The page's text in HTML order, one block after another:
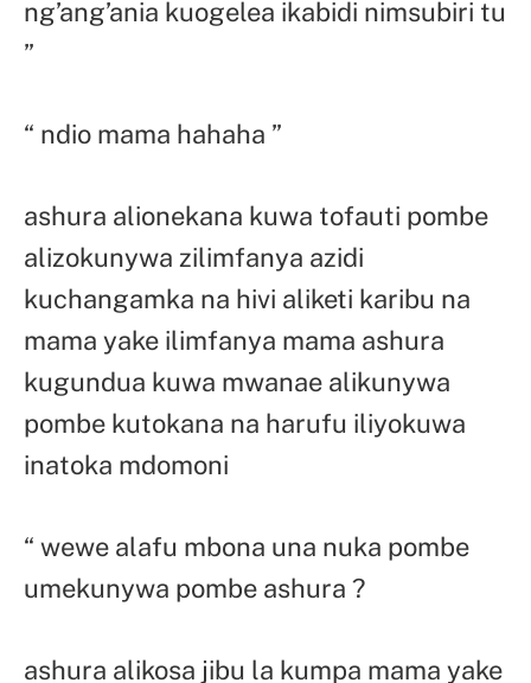
ng’ang’ania kuogelea ikabidi nimsubiri tu
”
“ ndio mama hahaha ”
ashura alionekana kuwa tofauti pombe
alizokunywa zilimfanya azidi
kuchangamka na hivi aliketi karibu na
mama yake ilimfanya mama ashura
kugundua kuwa mwanae alikunywa
pombe kutokana na harufu iliyokuwa
inatoka mdomoni
“ wewe alafu mbona una nuka pombe
umekunywa pombe ashura ?
ashura alikosa jibu la kumpa mama yake